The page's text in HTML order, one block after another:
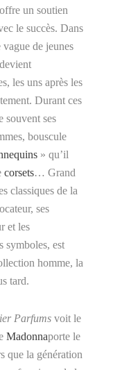
un soutien
le succès. Dans
de jeunes
les uns après les
Durant ces
souvent ses
bouscule
» qu’il
corsets… Grand
classiques de la
ses
et les
symboles, est
homme, la
tard.
Parfums voit le
Madonnaporte le
que la génération